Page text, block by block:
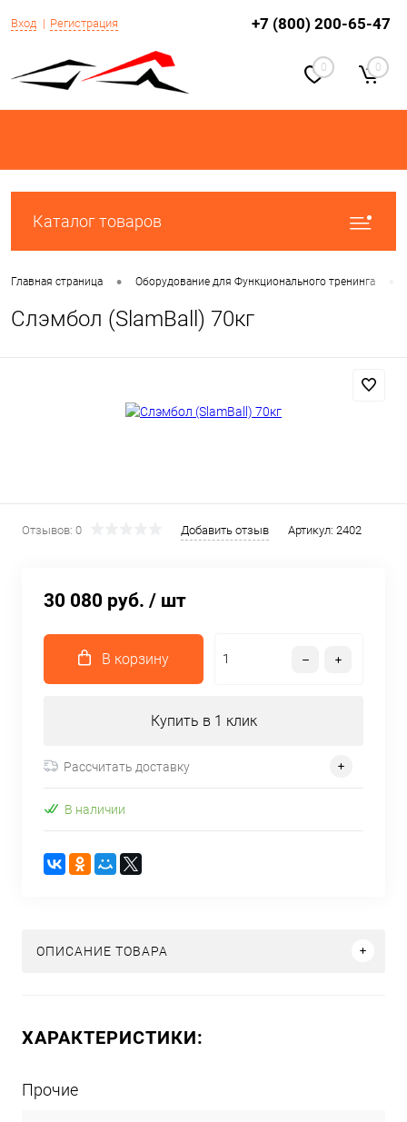
Вход Регистрация +7 (800) 200-65-47
0 0
Каталог товаров
Главная страница • Оборудование для Функционального тренинга
Слэмбол (SlamBall) 70кг
Отзывов: 0 Добавить отзыв Артикул: 2402
30 080 руб. / шт
В корзину
Купить в 1 клик
Рассчитать доставку
В наличии
ОПИСАНИЕ ТОВАРА
ХАРАКТЕРИСТИКИ:
Прочие